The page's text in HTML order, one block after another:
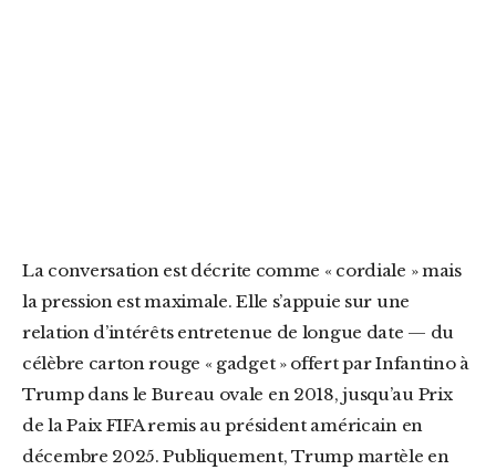
La conversation est décrite comme « cordiale » mais
la pression est maximale. Elle s’appuie sur une
relation d’intérêts entretenue de longue date — du
célèbre carton rouge « gadget » offert par Infantino à
Trump dans le Bureau ovale en 2018, jusqu’au Prix
de la Paix FIFA remis au président américain en
décembre 2025. Publiquement, Trump martèle en